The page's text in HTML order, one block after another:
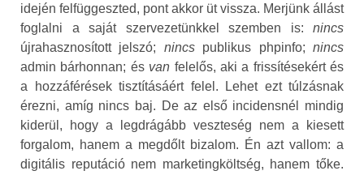
idején felfüggeszted, pont akkor üt vissza. Merjünk állást
foglalni a saját szervezetünkkel szemben is: nincs
újrahasznosított jelszó; nincspublikus phpinfo;nincs
admin bárhonnan; és van felelős, aki a frissítésekért és
a hozzáférések tisztításáért felel. Lehet ezt túlzásnak
érezni, amíg nincs baj. De az első incidensnél mindig
kiderül, hogy a legdrágább veszteség nem a kiesett
forgalom, hanem a megdőlt bizalom. Én azt vallom: a
digitális reputáció nem marketingköltség, hanem tőke.